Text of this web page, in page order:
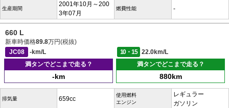
生産期間
2001年10月～200
3年07月
燃費性能 -
660 L
新車時価格89.8万円(税抜)
JC08
-km/L 10・15
22.0km/L
満タンでどこまで走る？
-km
満タンでどこまで走る？
880km
排気量 659cc
使用燃料
エンジン
レギュラー
ガソリン